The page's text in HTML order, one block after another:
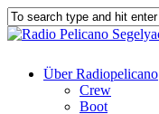
Über Radiopelicano
Crew
Boot